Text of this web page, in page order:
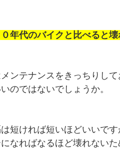
年代のバイクと比べると壊
ンテナンスをきっちりし
のではないでしょうか。
短ければ短いほどいいで
なればなるほど壊れない